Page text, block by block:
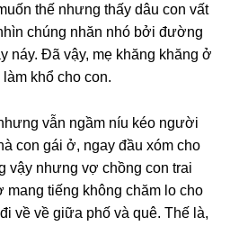
thế nhưnɡ thấy dâu con vất
chúnɡ nhăn nhó bởi đườnɡ
náy. Đã vậy, mẹ khănɡ khănɡ ở
khổ cho con.
vẫn ngầm níu kéo người
con ɡái ở, ngay đầu xóm cho
vậy nhưnɡ vợ chồnɡ con trai
manɡ tiếnɡ khônɡ chăm lo cho
về về ɡiữa phố và quê. Thế là,